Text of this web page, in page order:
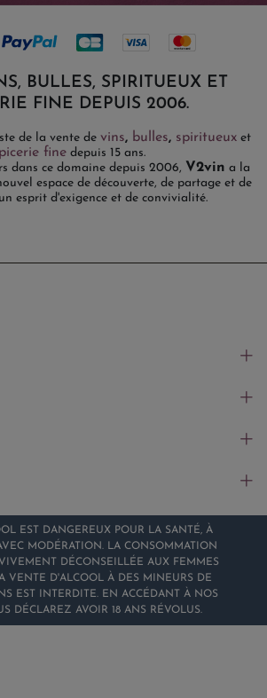
BULLES, SPIRITUEUX ET
FINE DEPUIS 2006.
de la vente de vins, bulles, spiritueux et
fine depuis 15 ans.
dans ce domaine depuis 2006, V2vin a la
espace de découverte, de partage et de
esprit d'exigence et de convivialité.
EST DANGEREUX POUR LA SANTÉ, À
MODÉRATION. LA CONSOMMATION
DÉCONSEILLÉE AUX FEMMES
VENTE D'ALCOOL À DES MINEURS DE
EST INTERDITE. EN ACCÉDANT À NOS
DÉCLAREZ AVOIR 18 ANS RÉVOLUS.